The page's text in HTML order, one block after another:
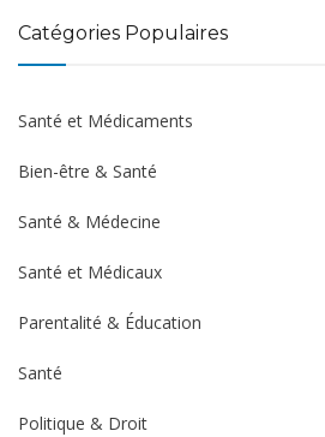
Catégories Populaires
Santé et Médicaments
Bien-être & Santé
Santé & Médecine
Santé et Médicaux
Parentalité & Éducation
Santé
Politique & Droit